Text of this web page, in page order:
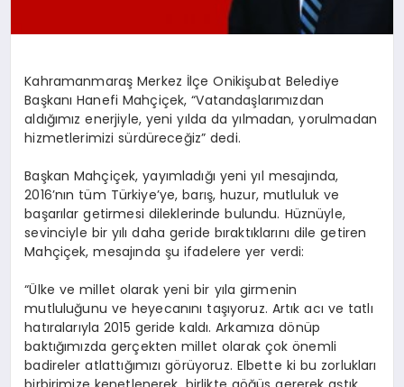
Kahramanmaraş Merkez İlçe Onikişubat Belediye
Başkanı Hanefi Mahçiçek, “Vatandaşlarımızdan
aldığımız enerjiyle, yeni yılda da yılmadan, yorulmadan
hizmetlerimizi sürdüreceğiz” dedi.
Başkan Mahçiçek, yayımladığı yeni yıl mesajında,
2016’nın tüm Türkiye’ye, barış, huzur, mutluluk ve
başarılar getirmesi dileklerinde bulundu. Hüznüyle,
sevinciyle bir yılı daha geride bıraktıklarını dile getiren
Mahçiçek, mesajında şu ifadelere yer verdi:
“Ülke ve millet olarak yeni bir yıla girmenin
mutluluğunu ve heyecanını taşıyoruz. Artık acı ve tatlı
hatıralarıyla 2015 geride kaldı. Arkamıza dönüp
baktığımızda gerçekten millet olarak çok önemli
badireler atlattığımızı görüyoruz. Elbette ki bu zorlukları